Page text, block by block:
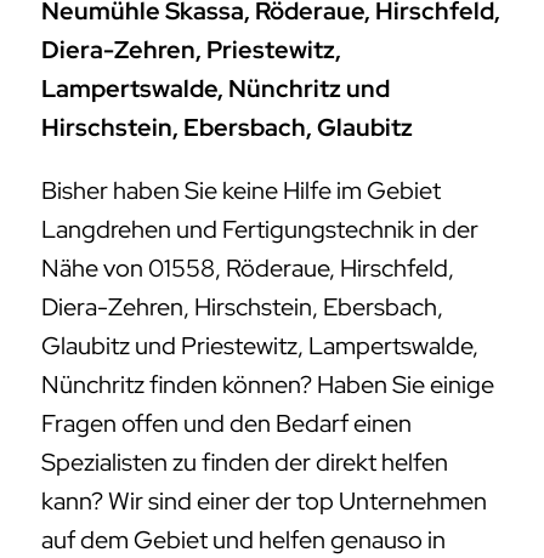
Neumühle Skassa, Röderaue, Hirschfeld,
Diera-Zehren, Priestewitz,
Lampertswalde, Nünchritz und
Hirschstein, Ebersbach, Glaubitz
Bisher haben Sie keine Hilfe im Gebiet
Langdrehen und Fertigungstechnik in der
Nähe von 01558, Röderaue, Hirschfeld,
Diera-Zehren, Hirschstein, Ebersbach,
Glaubitz und Priestewitz, Lampertswalde,
Nünchritz finden können? Haben Sie einige
Fragen offen und den Bedarf einen
Spezialisten zu finden der direkt helfen
kann? Wir sind einer der top Unternehmen
auf dem Gebiet und helfen genauso in